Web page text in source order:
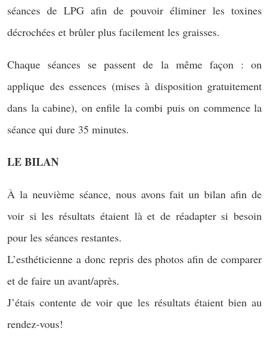
séances de LPG afin de pouvoir éliminer les toxines
décrochées et brûler plus facilement les graisses.
Chaque séances se passent de la même façon : on
applique des essences (mises à disposition gratuitement
dans la cabine), on enfile la combi puis on commence la
séance qui dure 35 minutes.
LE BILAN
À la neuvième séance, nous avons fait un bilan afin de
voir si les résultats étaient là et de réadapter si besoin
pour les séances restantes.
L’esthéticienne a donc repris des photos afin de comparer
et de faire un avant/après.
J’étais contente de voir que les résultats étaient bien au
rendez-vous!